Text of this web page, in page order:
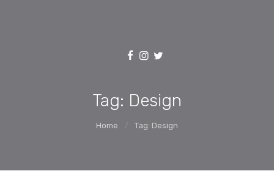
Tag: Design
Home Tag: Design